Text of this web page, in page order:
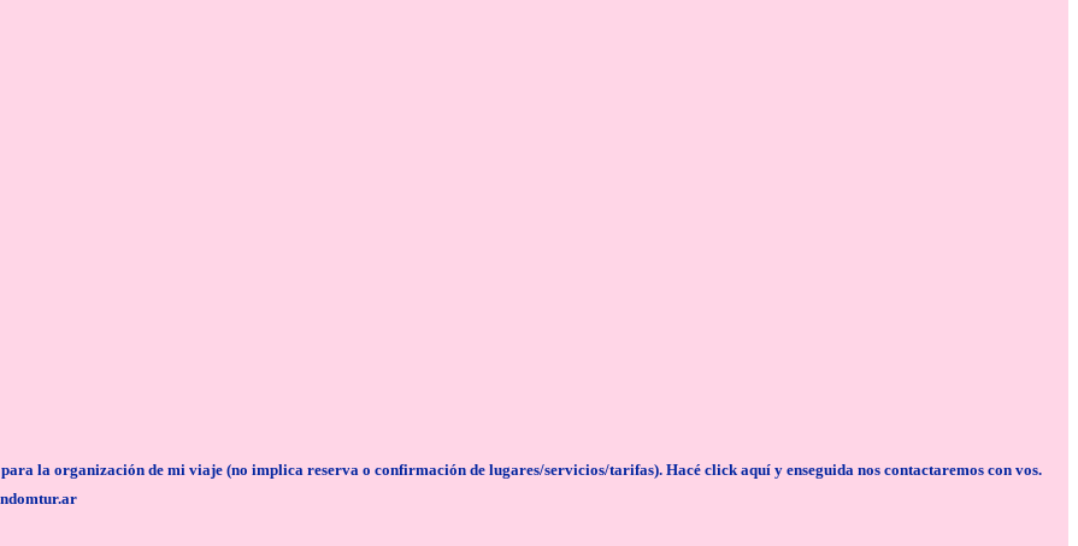
la organización de mi viaje (no implica reserva o confirmación de lugares/servicios/tarifas). Hacé click aquí y enseguida nos contactaremos con vos.